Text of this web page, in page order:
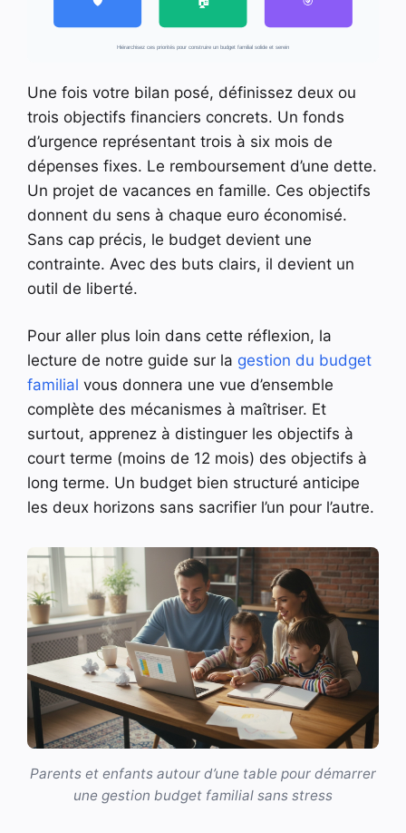
Hiérarchisez ces priorités pour construire un budget familial solide et serein
Une fois votre bilan posé, définissez deux ou
trois objectifs financiers concrets. Un fonds
d’urgence représentant trois à six mois de
dépenses fixes. Le remboursement d’une dette.
Un projet de vacances en famille. Ces objectifs
donnent du sens à chaque euro économisé.
Sans cap précis, le budget devient une
contrainte. Avec des buts clairs, il devient un
outil de liberté.
Pour aller plus loin dans cette réflexion, la
lecture de notre guide sur la gestion du budget
familial vous donnera une vue d’ensemble
complète des mécanismes à maîtriser. Et
surtout, apprenez à distinguer les objectifs à
court terme (moins de 12 mois) des objectifs à
long terme. Un budget bien structuré anticipe
les deux horizons sans sacrifier l’un pour l’autre.
Parents et enfants autour d’une table pour démarrer
une gestion budget familial sans stress